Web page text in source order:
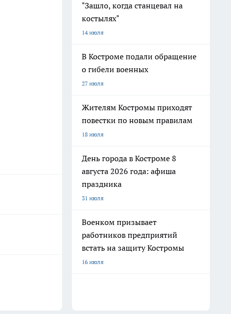
"Зашло, когда станцевал на
костылях"
14 июля
В Костроме подали обращение
о гибели военных
27 июля
Жителям Костромы приходят
повестки по новым правилам
18 июля
День города в Костроме 8
августа 2026 года: афиша
праздника
31 июля
Военком призывает
работников предприятий
встать на защиту Костромы
16 июля